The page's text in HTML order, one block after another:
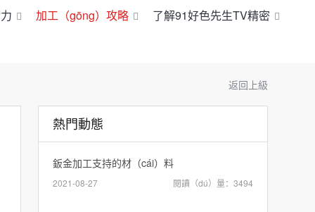
加工（gōng）攻略 了解91好色先生TV精密
返回上級
熱門動態
鈑金加工支持的材（cái）料
2021-08-27 閱讀（dú）量：3494